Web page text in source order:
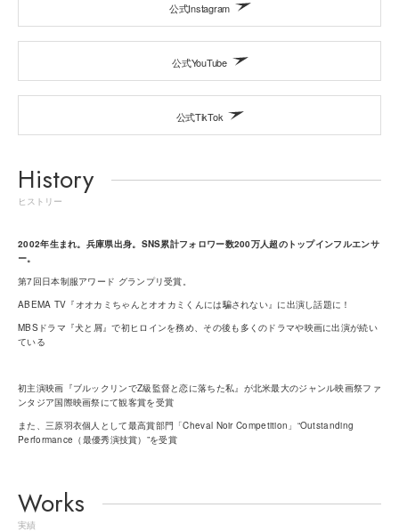
公式Instagram
公式YouTube
公式TikTok
History
ヒストリー
2002年生まれ。兵庫県出身。SNS累計フォロワー数200万人超のトップインフルエンサ
ー。
第7回日本制服アワード グランプリ受賞。
ABEMA TV『オオカミちゃんとオオカミくんには騙されない』に出演し話題に！
MBSドラマ『犬と屑』で初ヒロインを務め、その後も多くのドラマや映画に出演が続い
ている
初主演映画『ブルックリンでZ級監督と恋に落ちた私』が北米最大のジャンル映画祭ファ
ンタジア国際映画祭にて観客賞を受賞
また、三原羽衣個人として最高賞部門「Cheval Noir Competition」“Outstanding
Performance（最優秀演技賞）”を受賞
Works
実績